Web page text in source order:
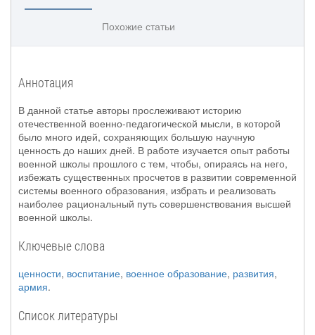
Похожие статьи
Аннотация
В данной статье авторы прослеживают историю
отечественной военно-педагогической мысли, в которой
было много идей, сохраняющих большую научную
ценность до наших дней. В работе изучается опыт работы
военной школы прошлого с тем, чтобы, опираясь на него,
избежать существенных просчетов в развитии современной
системы военного образования, избрать и реализовать
наиболее рациональный путь совершенствования высшей
военной школы.
Ключевые слова
ценности, воспитание, военное образование, развития,
армия.
Список литературы